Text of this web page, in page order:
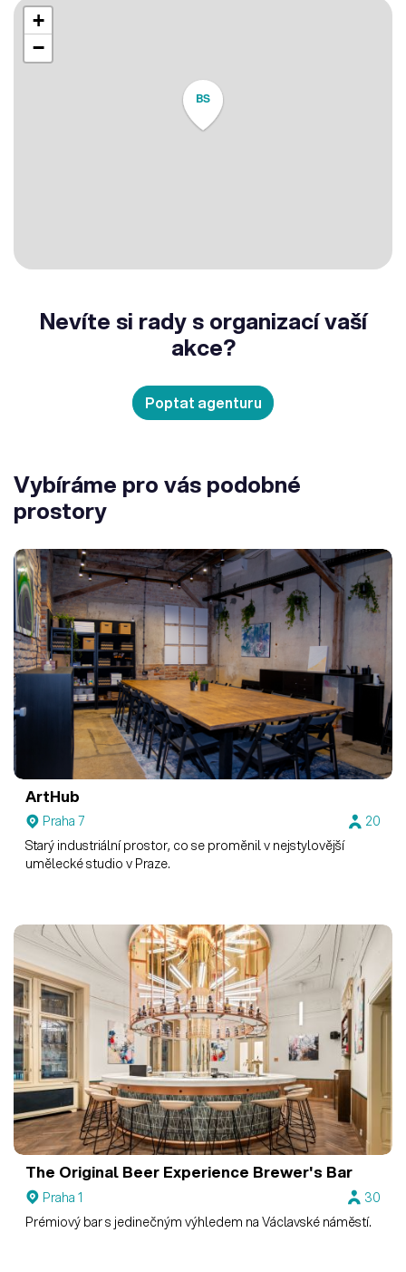
BS
+
−
Nevíte si rady s organizací vaší
akce?
Poptat agenturu
Vybíráme pro vás podobné
prostory
ArtHub
Praha 7
20
Starý industriální prostor, co se proměnil v nejstylovější
umělecké studio v Praze.
The Original Beer Experience Brewer's Bar
Praha 1
30
Prémiový bar s jedinečným výhledem na Václavské náměstí.